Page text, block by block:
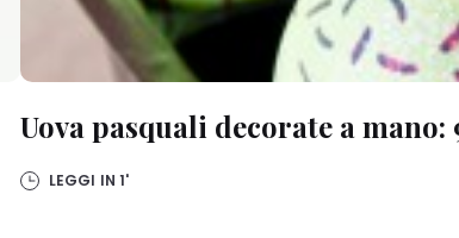
Uova pasquali decorate a
LEGGI IN 1'